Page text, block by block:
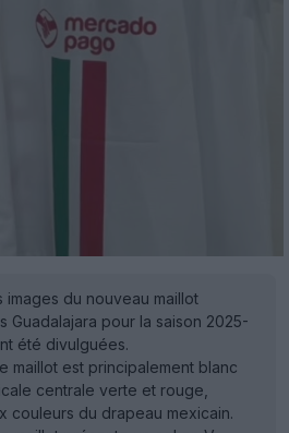
images du nouveau maillot
Guadalajara pour la saison 2025-
été divulguées.
maillot est principalement blanc
centrale verte et rouge,
couleurs du drapeau mexicain.